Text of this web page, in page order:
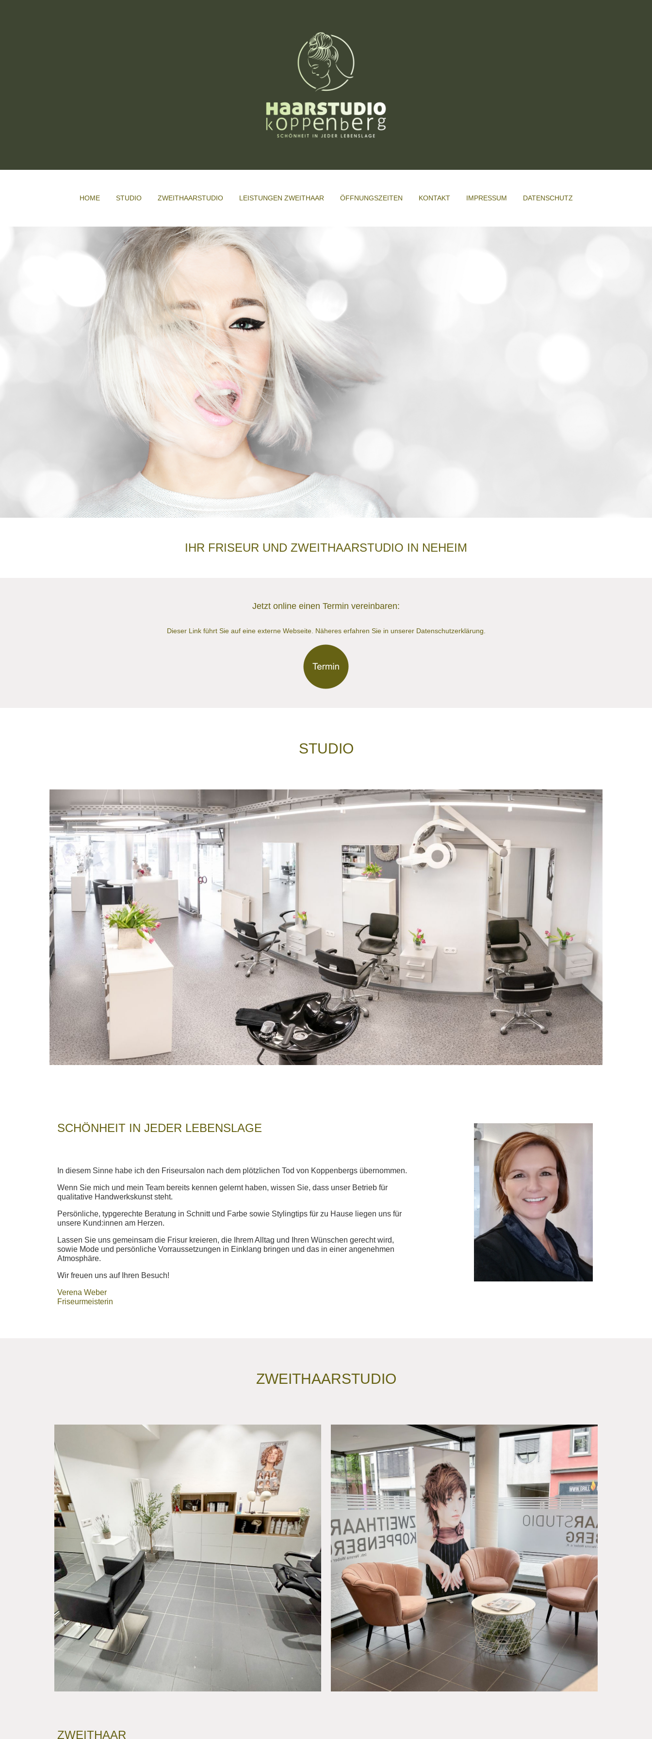
HOME STUDIO ZWEITHAARSTUDIO LEISTUNGEN ZWEITHAAR ÖFFNUNGSZEITEN KONTAKT IMPRESSUM DATENSCHUTZ
IHR FRISEUR UND ZWEITHAARSTUDIO IN NEHEIM
Jetzt online einen Termin vereinbaren:
Dieser Link führt Sie auf eine externe Webseite. Näheres erfahren Sie in unserer Datenschutzerklärung.
STUDIO
SCHÖNHEIT IN JEDER LEBENSLAGE
In diesem Sinne habe ich den Friseursalon nach dem plötzlichen Tod von Koppenbergs übernommen.
Wenn Sie mich und mein Team bereits kennen gelernt haben, wissen Sie, dass unser Betrieb für
qualitative Handwerkskunst steht.
Persönliche, typgerechte Beratung in Schnitt und Farbe sowie Stylingtips für zu Hause liegen uns für
unsere Kund:innen am Herzen.
Lassen Sie uns gemeinsam die Frisur kreieren, die Ihrem Alltag und Ihren Wünschen gerecht wird,
sowie Mode und persönliche Vorraussetzungen in Einklang bringen und das in einer angenehmen
Atmosphäre.
Wir freuen uns auf Ihren Besuch!
Verena Weber
Friseurmeisterin
ZWEITHAARSTUDIO
ZWEITHAAR